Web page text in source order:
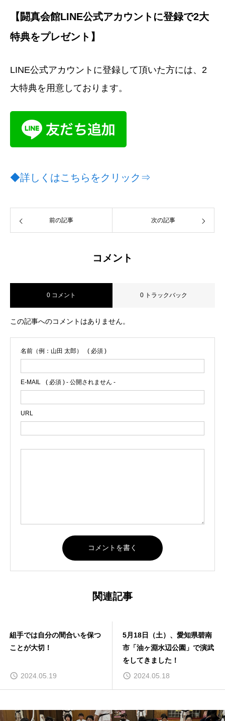
【闘真会館LINE公式アカウントに登録で2大
特典をプレゼント】
LINE公式アカウントに登録して頂いた方には、2
大特典を用意しております。
◆詳しくはこちらをクリック⇒
前の記事 次の記事
コメント
0 コメント 0 トラックバック
この記事へのコメントはありません。
名前（例：山田 太郎） ( 必須 )
E-MAIL ( 必須 ) - 公開されません -
URL
関連記事
組手では自分の間合いを保つ
ことが大切！
2024.05.19
5月18日（土）、愛知県碧南
市「油ヶ淵水辺公園」で演武
をしてきました！
2024.05.18